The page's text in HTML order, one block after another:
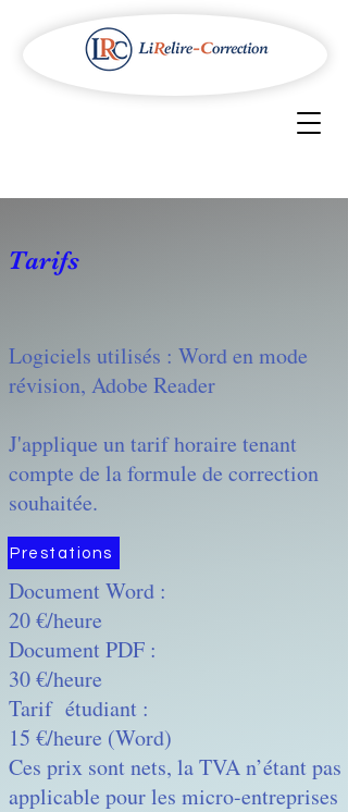
Tarifs
Logiciels utilisés : Word en mode
révision, Adobe Reader
J'applique un tarif horaire tenant
compte de la formule de correction
souhaitée.
Document Word :
20 €/heure
Document PDF :
30 €/heure
Tarif étudiant :
15 €/heure (Word)
Ces prix sont nets, la TVA n’étant pas
applicable pour les micro-entreprises
Prestations